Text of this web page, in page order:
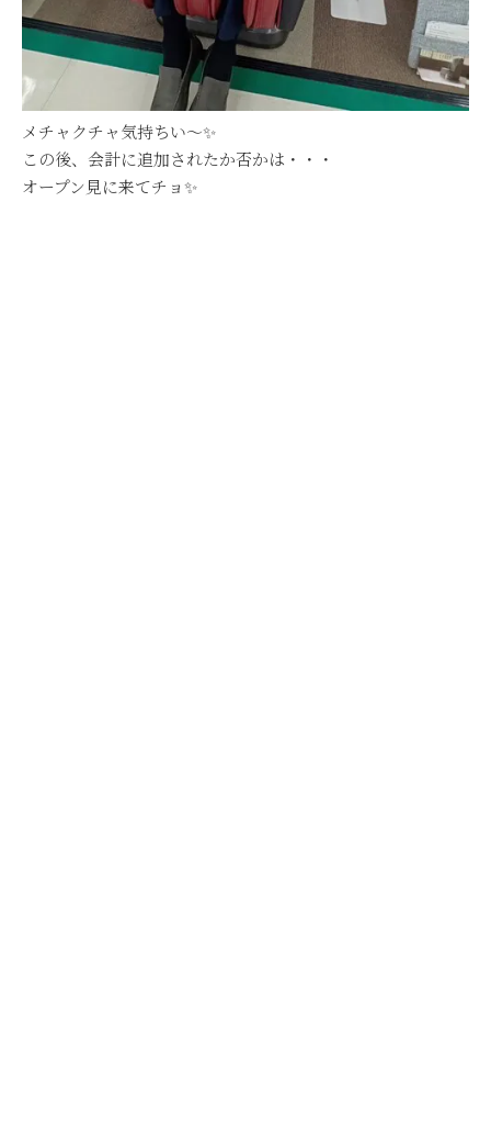
メチャクチャ気持ちい～✨
この後、会計に追加されたか否かは・・・
オープン見に来てチョ✨